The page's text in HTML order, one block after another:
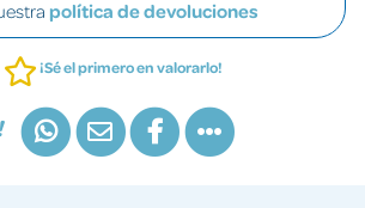
política de devoluciones
¡Sé el primero en valorarlo!